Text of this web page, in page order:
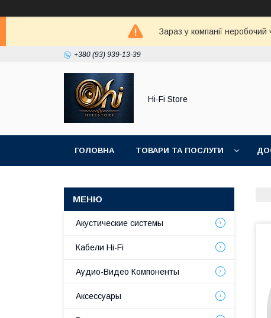
Зараз у компанії
+380 (93) 939-13-39
Hi-Fi Store
ГОЛОВНА ТОВАРИ ТА ПОСЛУГИ
Акустические системы
Кабели Hi-Fi
Аудио-Видео Компоненты
Аксессуары